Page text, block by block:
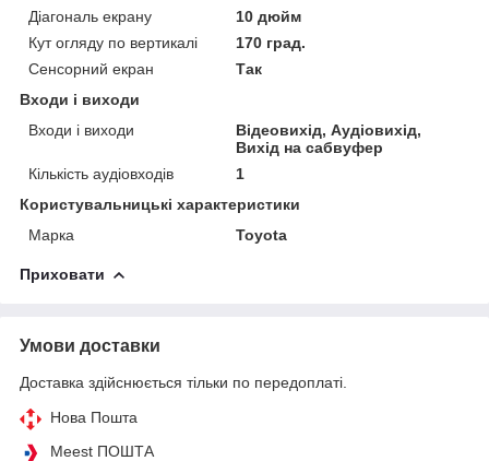
Діагональ екрану
10 дюйм
Кут огляду по вертикалі
170 град.
Сенсорний екран
Так
Входи і виходи
Входи і виходи
Відеовихід, Аудіовихід,
Вихід на сабвуфер
Кількість аудіовходів
1
Користувальницькі характеристики
Марка
Toyota
Приховати
Умови доставки
Доставка здійснюється тільки по передоплаті.
Нова Пошта
Meest ПОШТА